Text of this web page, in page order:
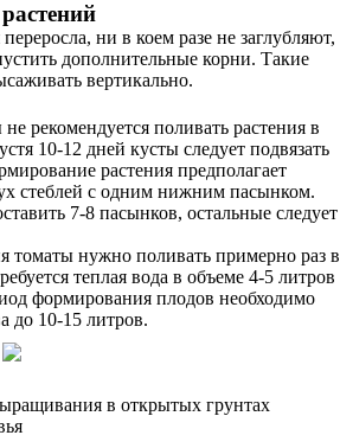
ни в коем разе не заглубляют,
дополнительные корни. Такие
вертикально.
рекомендуется поливать растения в
10-12 дней кусты следует подвязать
растения предполагает
стеблей с одним нижним пасынком.
7-8 пасынков, остальные следует
томаты нужно поливать примерно раз в
теплая вода в объеме 4-5 литров
формирования плодов необходимо
до 10-15 литров.
в открытых грунтах